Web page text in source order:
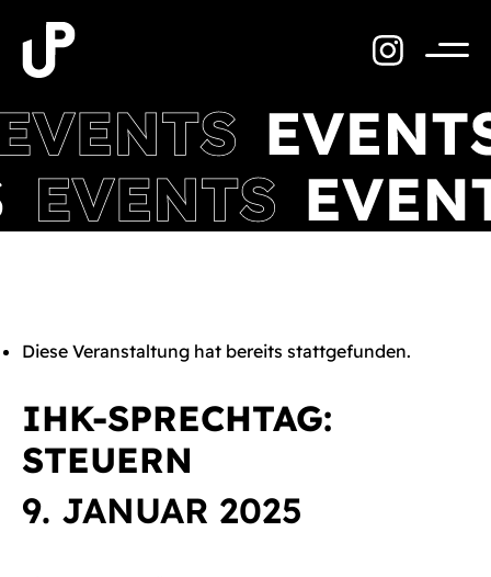
Inhalt
springen
Diese Veranstaltung hat bereits stattgefunden.
IHK-SPRECHTAG:
STEUERN
9. JANUAR 2025